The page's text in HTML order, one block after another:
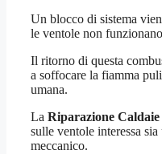
Un blocco di sistema
le ventole non
Il ritorno di questa
a soffocare la fiamma
umana.
La Riparazione
sulle ventole interessa
meccanico.